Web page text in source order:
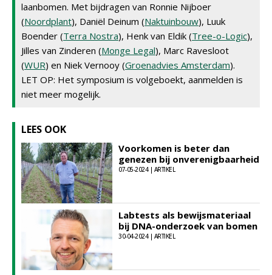
laanbomen. Met bijdragen van Ronnie Nijboer
(Noordplant), Daniël Deinum (Naktuinbouw), Luuk
Boender (Terra Nostra), Henk van Eldik (Tree-o-Logic),
Jilles van Zinderen (Monge Legal), Marc Ravesloot
(WUR) en Niek Vernooy (Groenadvies Amsterdam).
LET OP: Het symposium is volgeboekt, aanmelden is
niet meer mogelijk.
LEES OOK
Voorkomen is beter dan
genezen bij onverenigbaarheid
07-05-2024 | ARTIKEL
Labtests als bewijsmateriaal
bij DNA-onderzoek van bomen
30-04-2024 | ARTIKEL